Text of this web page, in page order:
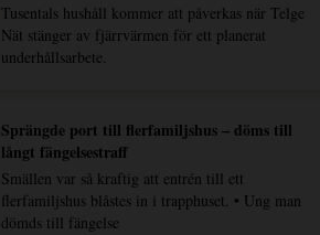
Tusentals hushåll kommer att påverkas när Telge
Nät stänger av fjärrvärmen för ett planerat
underhållsarbete.
Sprängde port till flerfamiljshus – döms till
långt fängelsestraff
Smällen var så kraftig att entrén till ett
flerfamiljshus blåstes in i trapphuset. • Ung man
dömds till fängelse